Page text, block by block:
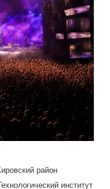
район
институт